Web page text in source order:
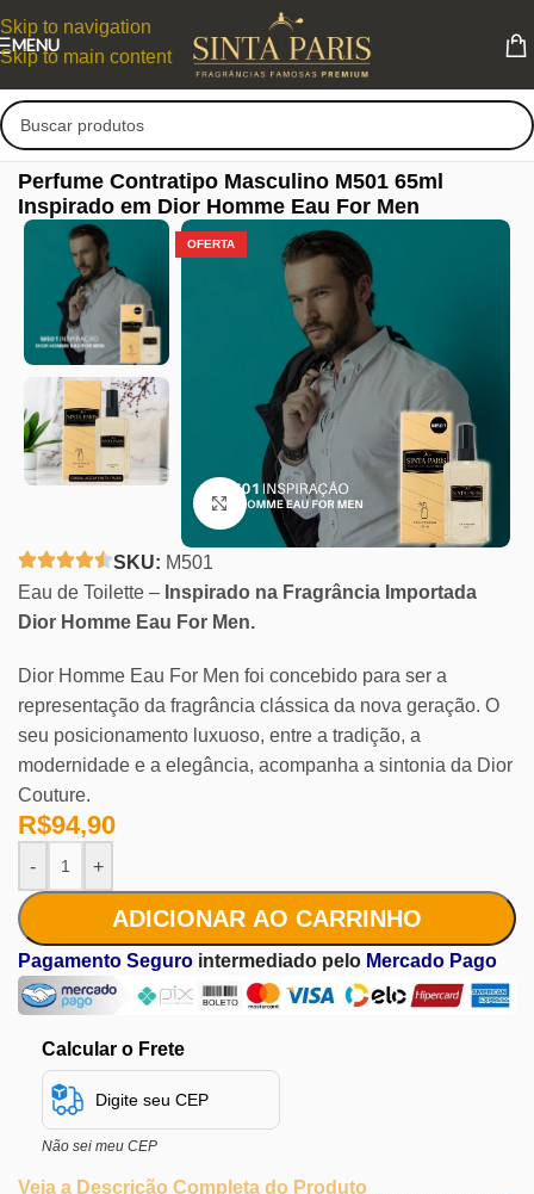
Skip to navigation
Skip to main content
MENU
Perfume Contratipo Masculino M501 65ml
Inspirado em Dior Homme Eau For Men
OFERTA
Clique para ampliar
SKU: M501
Eau de Toilette – Inspirado na Fragrância Importada
Dior Homme Eau For Men.
Dior Homme Eau For Men foi concebido para ser a
representação da fragrância clássica da nova geração. O
seu posicionamento luxuoso, entre a tradição, a
modernidade e a elegância, acompanha a sintonia da Dior
Couture.
R$94,90
- +
ADICIONAR AO CARRINHO
Pagamento Seguro intermediado pelo Mercado Pago
Calcular o Frete
Não sei meu CEP
Veja a Descrição Completa do Produto